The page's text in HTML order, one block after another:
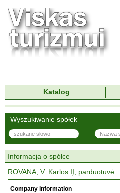
Katalog
Wyszukiwanie spółek
Informacja o spółce
ROVANA, V. Karlos IĮ, parduotuvė
Company information